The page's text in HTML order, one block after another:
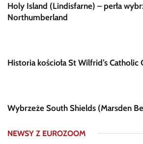
Holy Island (Lindisfarne) – perła
Northumberland
Historia kościoła St Wilfrid’s Catholic
Wybrzeże South Shields (Marsden
NEWSY Z EUROZOOM